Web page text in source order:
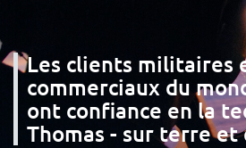
Les clients militaires
commerciaux du
ont confiance en la
Thomas - sur terre et